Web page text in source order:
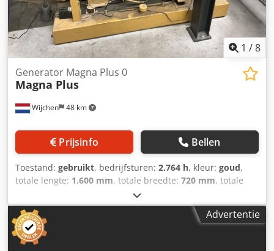
1 /8
Wijchen 48 km
Generator Magna Plus 0
Magna Plus
Prijsinfo Bellen
Toestand: gebruikt, bedrijfsturen: 2.764 h, kleur: goud,
totale lengte: 1.600 mm, totale breedte: 720 mm, totale
, Ledig gewicht: 600 kg Prijs: Op
aanvraag - Bouwjaar: 0 - Documentatie aanwezig: Nee - CE
markering aanwezig: Ja - CE certificaat aanwezig: Nee -
Serienummer: 650863 - Draaiuren: 2764 -
Transportafmetingen: 1600mm x 720mm x 1300mm (l x b x
Advertentie